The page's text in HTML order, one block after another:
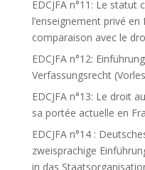
EDCJFA n°11: Le statut
l’enseignement privé
comparaison avec le
EDCJFA n°12:
Verfassungsrecht
EDCJFA n°13: Le droit
sa portée actuelle en
EDCJFA n°14 :
zweisprachige
in das